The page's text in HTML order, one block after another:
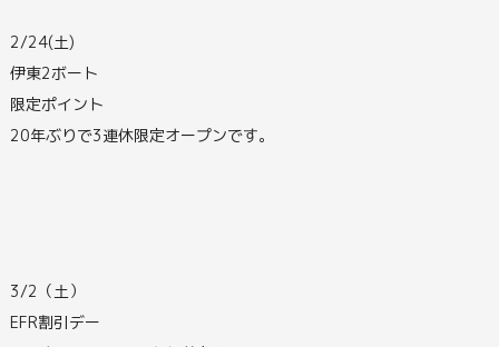
2/24(土)
伊東2ボート
限定ポイント
20年ぶりで3連休限定オープンです。
3/2（土）
EFR割引デー